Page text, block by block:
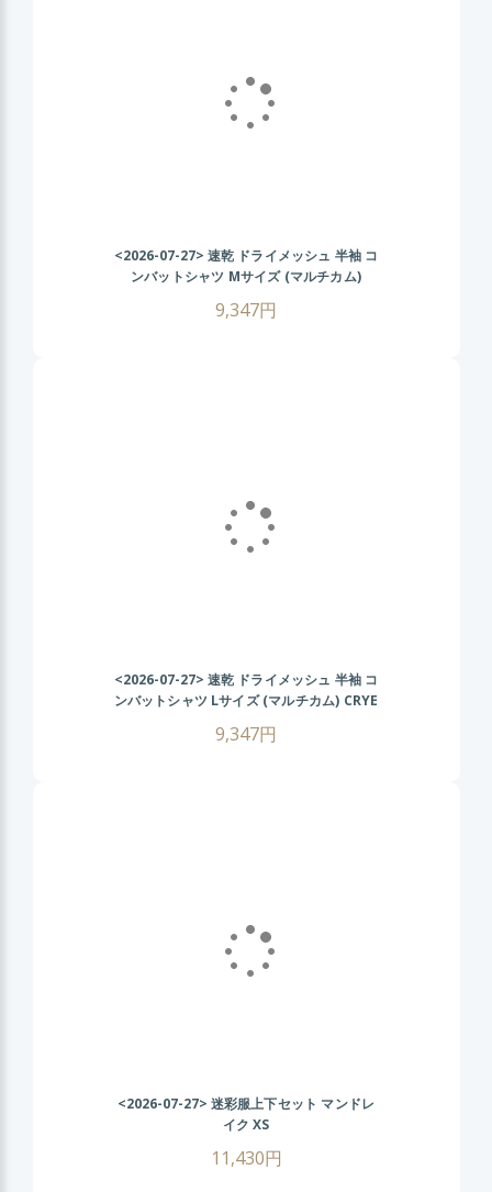
<2026-07-27> 速乾 ドライメッシュ 半袖 コ
ンバットシャツ Mサイズ (マルチカム)
抜群 戦闘服 サバゲー装備 サバイバルゲーム
9,347円
<2026-07-27> 速乾 ドライメッシュ 半袖 コ
ンバットシャツ Lサイズ (マルチカム) CRYE
闘服 サバゲー装備 サバイバルゲーム メンズ
9,347円
<2026-07-27> 迷彩服上下セット マンドレ
イク XS
11,430円